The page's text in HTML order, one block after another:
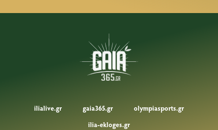
ilialive.gr gaia365.gr
olympiasports.gr
ilia-ekloges.gr